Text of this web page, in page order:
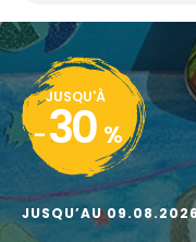
JUSQU'À
- 30 %
JUSQU’AU 09.08.2026